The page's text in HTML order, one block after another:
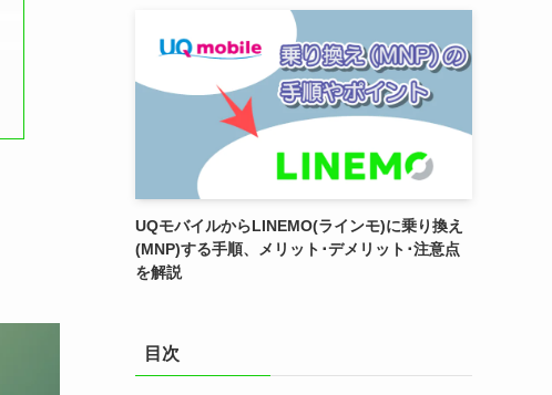
UQモバイルからLINEMO(ラインモ)に乗り換え
(MNP)する手順、メリット･デメリット･注意点
を解説
目次